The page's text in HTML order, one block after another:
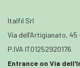
Italfil Srl
Via dell’Artigianato,
P.IVA IT01252920176
Entrance on Via